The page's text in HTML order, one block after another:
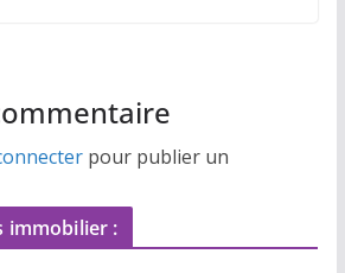
pour publier un
immobilier :